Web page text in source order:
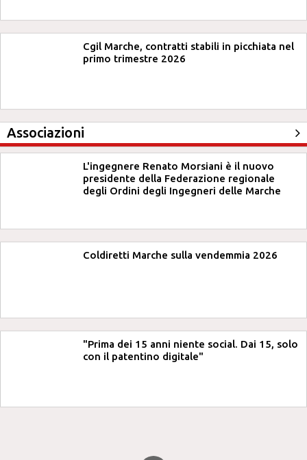
Cgil Marche, contratti stabili in picchiata nel
primo trimestre 2026
Associazioni
L'ingegnere Renato Morsiani è il nuovo
presidente della Federazione regionale
degli Ordini degli Ingegneri delle Marche
Coldiretti Marche sulla vendemmia 2026
"Prima dei 15 anni niente social. Dai 15, solo
con il patentino digitale"